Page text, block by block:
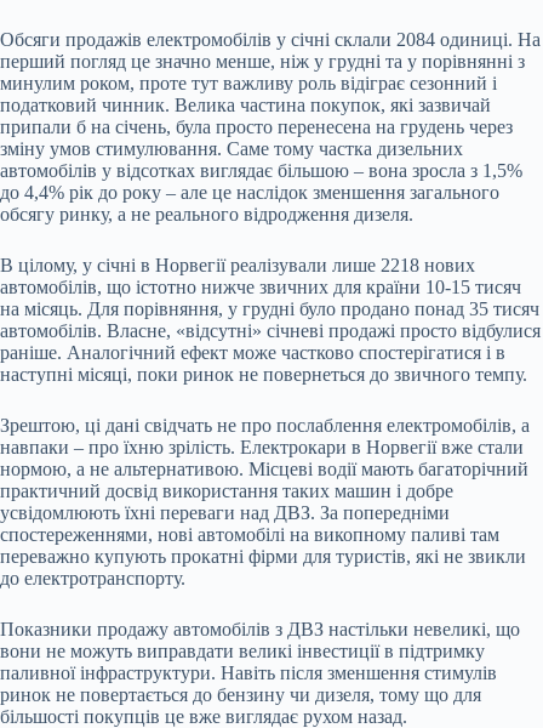
Обсяги продажів електромобілів у січні склали 2084 одиниці. На
перший погляд це значно менше, ніж у грудні та у порівнянні з
минулим роком, проте тут важливу роль відіграє сезонний і
податковий чинник. Велика частина покупок, які зазвичай
припали б на січень, була просто перенесена на грудень через
зміну умов стимулювання. Саме тому частка дизельних
автомобілів у відсотках виглядає більшою – вона зросла з 1,5%
до 4,4% рік до року – але це наслідок зменшення загального
обсягу ринку, а не реального відродження дизеля.
В цілому, у січні в Норвегії реалізували лише 2218 нових
автомобілів, що істотно нижче звичних для країни 10-15 тисяч
на місяць. Для порівняння, у грудні було продано понад 35 тисяч
автомобілів. Власне, «відсутні» січневі продажі просто відбулися
раніше. Аналогічний ефект може частково спостерігатися і в
наступні місяці, поки ринок не повернеться до звичного темпу.
Зрештою, ці дані свідчать не про послаблення електромобілів, а
навпаки – про їхню зрілість. Електрокари в Норвегії вже стали
нормою, а не альтернативою. Місцеві водії мають багаторічний
практичний досвід використання таких машин і добре
усвідомлюють їхні переваги над ДВЗ. За попередніми
спостереженнями, нові автомобілі на викопному паливі там
переважно купують прокатні фірми для туристів, які не звикли
до електротранспорту.
Показники продажу автомобілів з ДВЗ настільки невеликі, що
вони не можуть виправдати великі інвестиції в підтримку
паливної інфраструктури. Навіть після зменшення стимулів
ринок не повертається до бензину чи дизеля, тому що для
більшості покупців це вже виглядає рухом назад.